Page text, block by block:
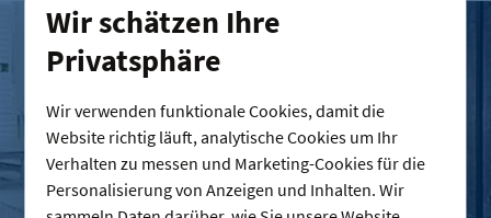
Wir schätzen Ihre
Privatsphäre
Wir verwenden funktionale Cookies, damit die
Website richtig läuft, analytische Cookies um Ihr
Verhalten zu messen und Marketing-Cookies für die
Personalisierung von Anzeigen und Inhalten. Wir
Popeia: Wie aus Socken eine Geschäftsidee wurde